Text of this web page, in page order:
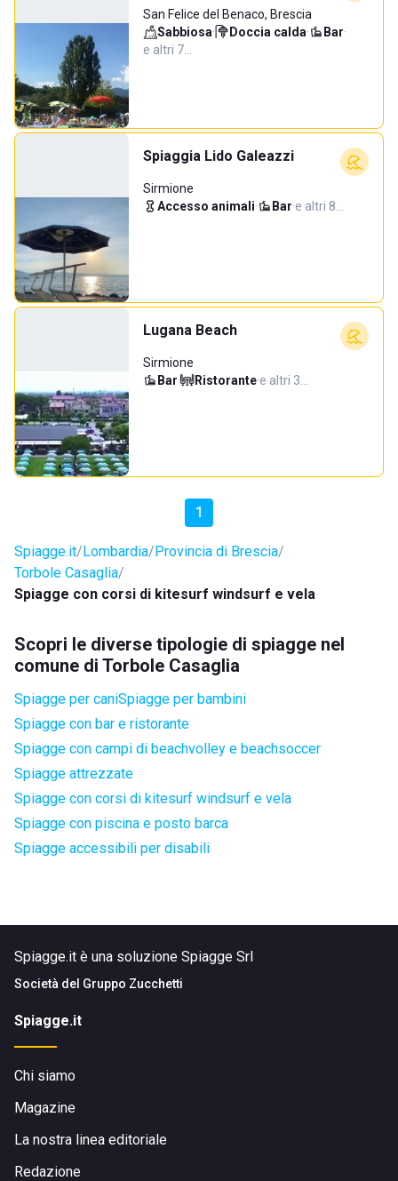
San Felice del Benaco, Brescia
Sabbiosa· Doccia calda· Bar·
e altri 7…
Spiaggia Lido Galeazzi
Sirmione
Accesso animali· Bar·e altri 8…
Lugana Beach
Sirmione
Bar· Ristorante·e altri 3…
1
Spiagge.it Lombardia Provincia di Brescia
Torbole Casaglia
Spiagge con corsi di kitesurf windsurf e vela
Scopri le diverse tipologie di spiagge nel
comune di Torbole Casaglia
Spiagge per caniSpiagge per bambini
Spiagge con bar e ristorante
Spiagge con campi di beachvolley e beachsoccer
Spiagge attrezzate
Spiagge con corsi di kitesurf windsurf e vela
Spiagge con piscina e posto barca
Spiagge accessibili per disabili
Spiagge.it è una soluzione Spiagge Srl
Società del Gruppo Zucchetti
Spiagge.it
Chi siamo
Magazine
La nostra linea editoriale
Redazione